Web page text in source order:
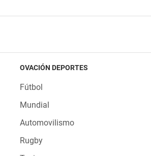
OVACIÓN DEPORTES
Fútbol
Mundial
Automovilismo
Rugby